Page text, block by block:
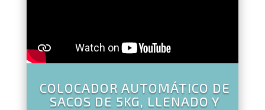
COLOCADOR AUTOMÁTICO DE
SACOS DE 5KG, LLENADO Y